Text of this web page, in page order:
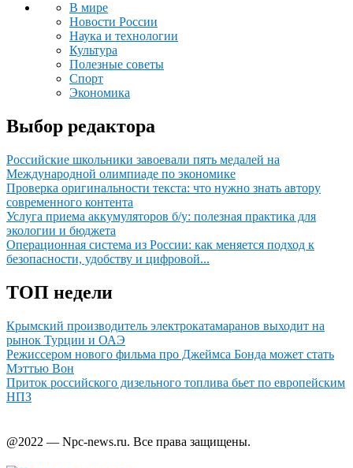
В мире
Новости России
Наука и технологии
Культура
Полезные советы
Спорт
Экономика
Выбор редактора
Российские школьники завоевали пять медалей на
Международной олимпиаде по экономике
Проверка оригинальности текста: что нужно знать автору
современного контента
Услуга приема аккумуляторов б/у: полезная практика для
экологии и бюджета
Операционная система из России: как меняется подход к
безопасности, удобству и цифровой...
ТОП недели
Крымский производитель электрокатамаранов выходит на
рынок Турции и ОАЭ
Режиссером нового фильма про Джеймса Бонда может стать
Мэттью Вон
Приток российского дизельного топлива бьет по европейским
НПЗ
@2022 — Npc-news.ru. Все права защищены.